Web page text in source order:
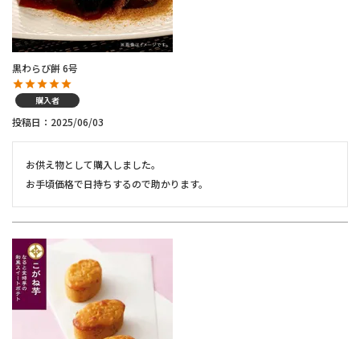
黒わらび餅 6号
購入者
投稿日 2025/06/03
お供え物として購入しました。
お手頃価格で日持ちするので助かります。